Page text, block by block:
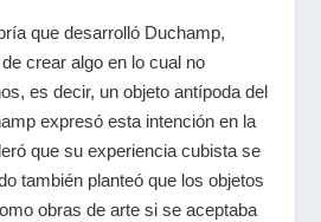
que desarrolló Duchamp,
crear algo en lo cual no
es decir, un objeto antípoda del
expresó esta intención en la
que su experiencia cubista se
también planteó que los objetos
obras de arte si se aceptaba